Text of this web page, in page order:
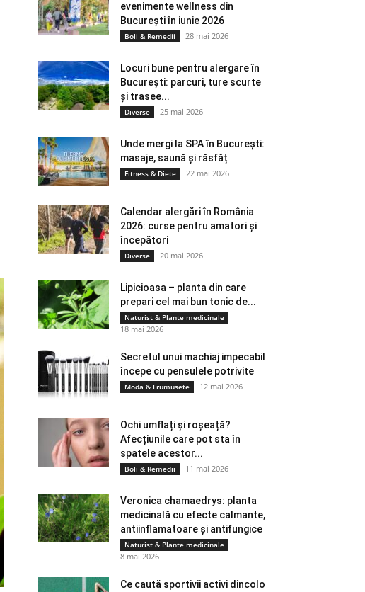
evenimente wellness din
București în iunie 2026
Boli & Remedii 28 mai 2026
Locuri bune pentru alergare în
București: parcuri, ture scurte
și trasee...
Diverse 25 mai 2026
Unde mergi la SPA în București:
masaje, saună și răsfăț
Fitness & Diete 22 mai 2026
Calendar alergări în România
2026: curse pentru amatori și
începători
Diverse 20 mai 2026
Lipicioasa – planta din care
prepari cel mai bun tonic de...
Naturist & Plante medicinale
18 mai 2026
Secretul unui machiaj impecabil
începe cu pensulele potrivite
Moda & Frumusete 12 mai 2026
Ochi umflați și roșeață?
Afecțiunile care pot sta în
spatele acestor...
Boli & Remedii 11 mai 2026
Veronica chamaedrys: planta
medicinală cu efecte calmante,
antiinflamatoare și antifungice
Naturist & Plante medicinale
8 mai 2026
Ce caută sportivii activi dincolo